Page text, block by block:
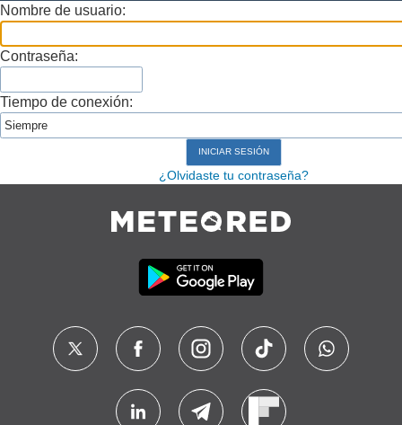
Nombre de usuario:
Contraseña:
Tiempo de conexión:
¿Olvidaste tu contraseña?